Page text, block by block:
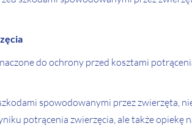
do ochrony przed kosztami
spowodowanymi przez zwierzęta,
potrącenia zwierzęcia, ale także